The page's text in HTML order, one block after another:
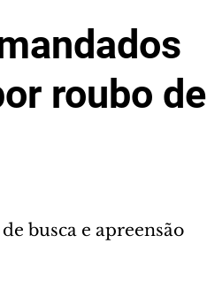
roubo de
busca e apreensão